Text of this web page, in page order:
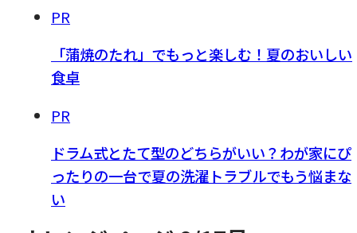
PR
「蒲焼のたれ」でもっと楽しむ！夏のおいしい
食卓
PR
ドラム式とたて型のどちらがいい？わが家にぴ
ったりの一台で夏の洗濯トラブルでもう悩まな
い